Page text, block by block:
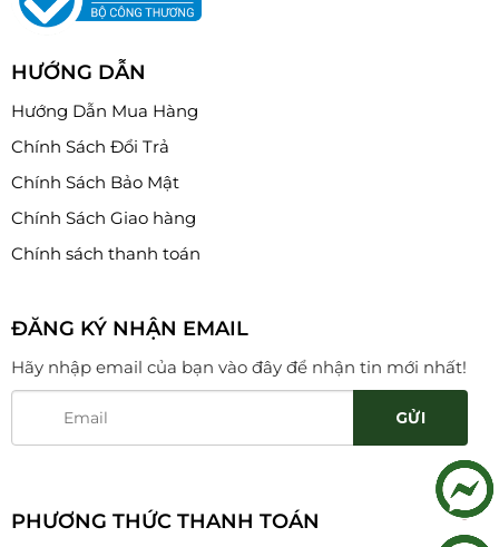
HƯỚNG DẪN
Hướng Dẫn Mua Hàng
Chính Sách Đổi Trả
Chính Sách Bảo Mật
Chính Sách Giao hàng
Chính sách thanh toán
ĐĂNG KÝ NHẬN EMAIL
Hãy nhập email của bạn vào đây để nhận tin mới nhất!
PHƯƠNG THỨC THANH TOÁN